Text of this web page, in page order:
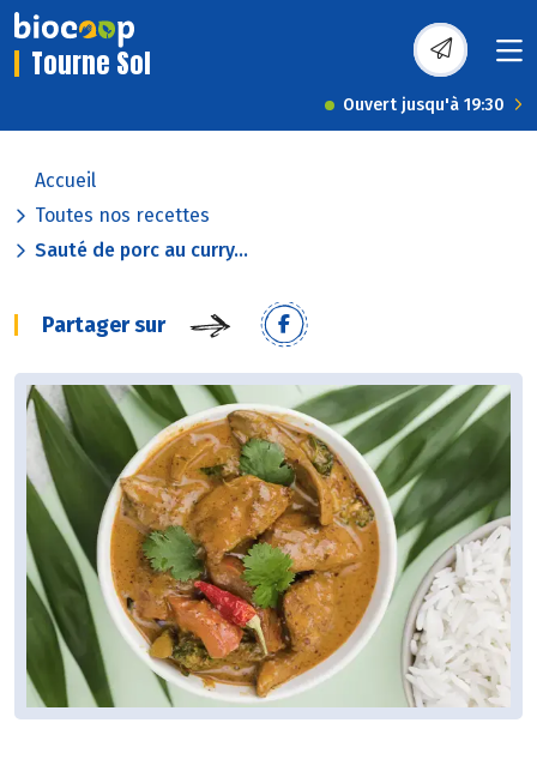
Tourne Sol
Ouvert jusqu'à 19:30
Accueil
Toutes nos recettes
Sauté de porc au curry...
Partager sur